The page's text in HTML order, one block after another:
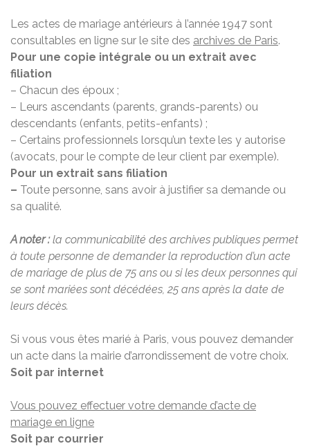
Les actes de mariage antérieurs à l’année 1947 sont
consultables en ligne sur le site des archives de Paris.
Pour une copie intégrale ou un extrait avec
filiation
– Chacun des époux ;
– Leurs ascendants (parents, grands-parents) ou
descendants (enfants, petits-enfants) ;
– Certains professionnels lorsqu’un texte les y autorise
(avocats, pour le compte de leur client par exemple).
Pour un extrait sans filiation
– Toute personne, sans avoir à justifier sa demande ou
sa qualité.
A noter :la communicabilité des archives publiques permet
à toute personne de demander la reproduction d’un acte
de mariage de plus de 75 ans ou si les deux personnes qui
se sont mariées sont décédées, 25 ans après la date de
leurs décès.
Si vous vous êtes marié à Paris, vous pouvez demander
un acte dans la mairie d’arrondissement de votre choix.
Soit par internet
Vous pouvez effectuer votre demande d’acte de
mariage en ligne
Soit par courrier